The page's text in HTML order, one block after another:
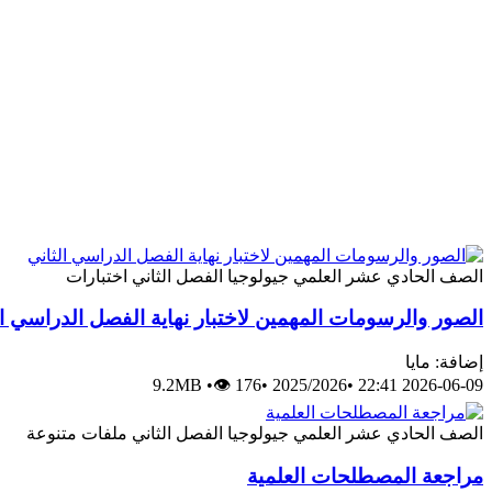
الصف الحادي عشر العلمي جيولوجيا الفصل الثاني اختبارات
الصور والرسومات المهمين لاختبار نهاية الفصل الدراسي
إضافة: مايا
2026-06-09 22:41
•
2025/2026
•
9.2MB •👁 176
الصف الحادي عشر العلمي جيولوجيا الفصل الثاني ملفات متنوعة
مراجعة المصطلحات العلمية